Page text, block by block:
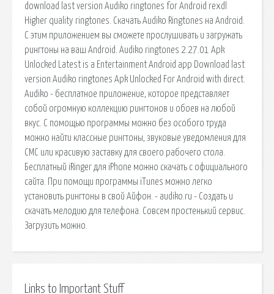
download last version Audiko ringtones for Android rexdl
Higher quality ringtones. Скачать Audiko Ringtones на Android.
С этим приложением вы сможете прослушивать и загружать
рингтоны на ваш Android. Audiko ringtones 2.27.01 Apk
Unlocked Latest is a Entertainment Android app Download last
version Audiko ringtones Apk Unlocked For Android with direct.
Audiko - бесплатное приложение, которое представляет
собой огромную коллекцию рингтонов и обоев на любой
вкус. С помощью программы можно без особого труда
можно найти классные рингтоны, звуковые уведомления для
СМС или красивую заставку для своего рабочего стола.
Бесплатный iRinger для iPhone можно скачать с официального
сайта. При помощи программы iTunes можно легко
установить рингтоны в свой Айфон. - audiko.ru - Создать и
скачать мелодию для телефона. Совсем простенький сервис.
Загрузить можно.
Links to Important Stuff